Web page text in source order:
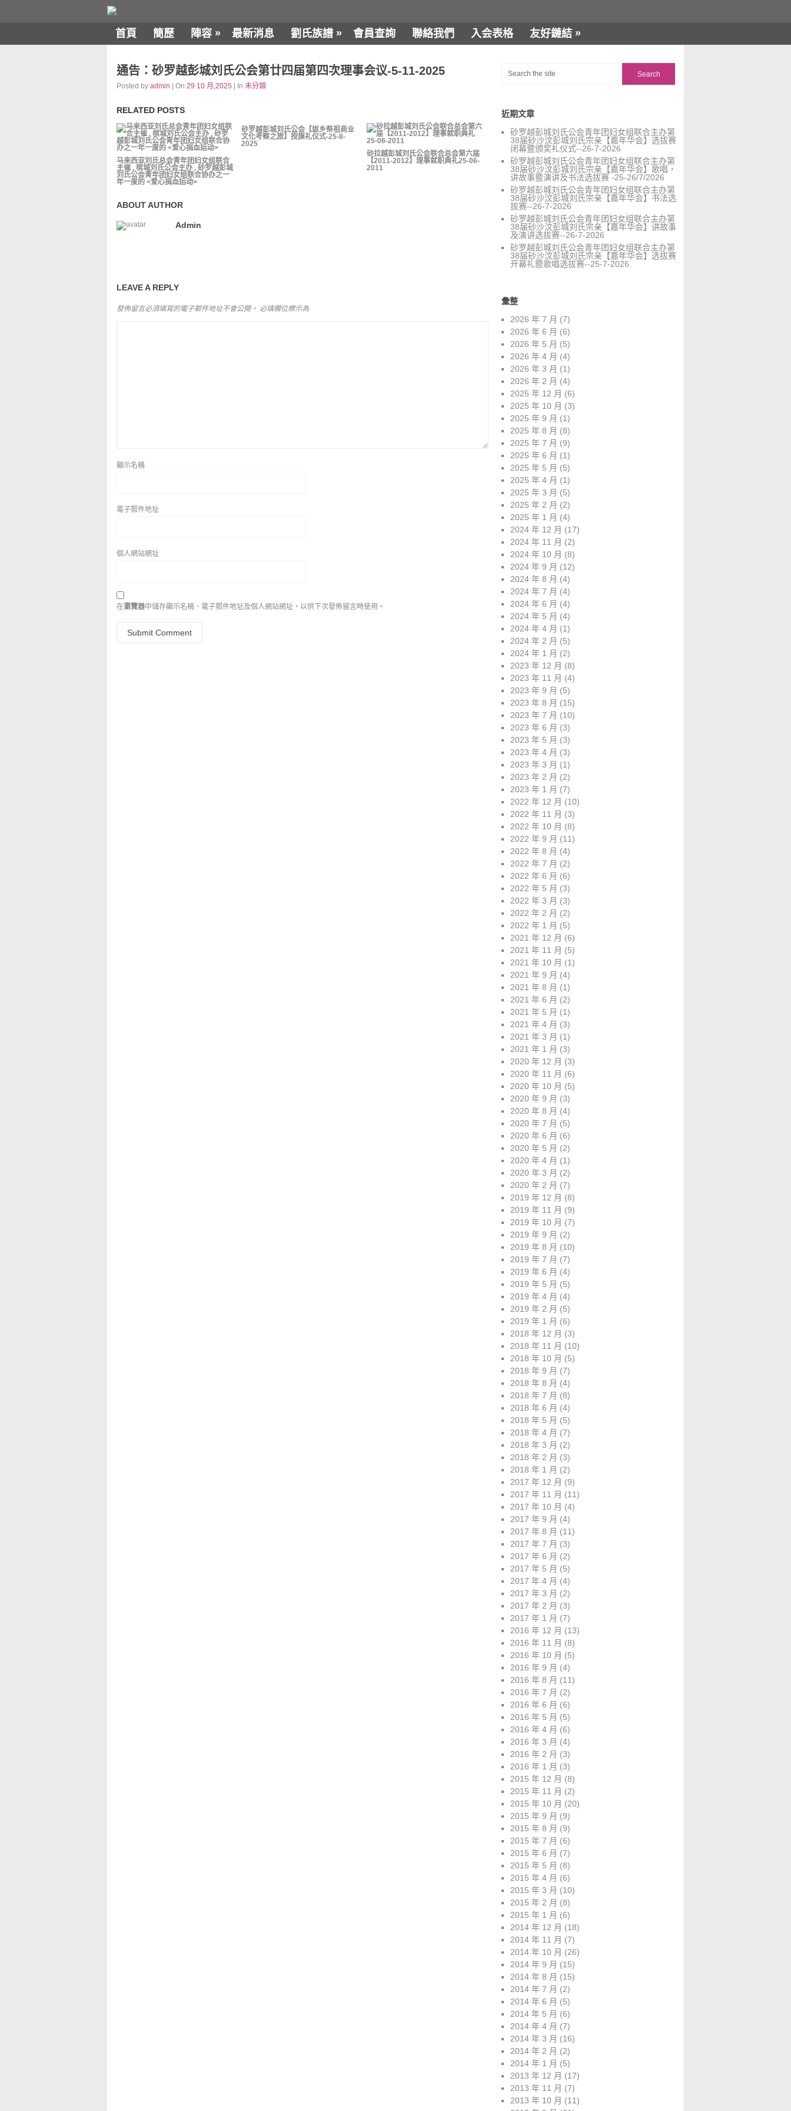
首頁 簡歷 陣容 » 最新消息 劉氏族譜 » 會員查詢 聯絡我們 入会表格 友好鏈結 »
通告：砂罗越彭城刘氏公会第廿四届第四次理事会议-5-11-2025
Posted by admin | On 29 10 月,2025 | In 未分類
RELATED POSTS
马来西亚刘氏总会青年团妇女组联合
主催 . 槟城刘氏公会主办 , 砂罗越彭城
刘氏公会青年团妇女组联合协办之一
年一度的 <爱心捐血运动>
砂罗越彭城刘氏公会【返乡祭祖商业
文化考察之旅】授旗礼仪式-25-8-
2025
砂拉越彭城刘氏公会联合总会第六届
【2011-2012】理事就职典礼25-06-
2011
ABOUT AUTHOR
Admin
LEAVE A REPLY
發佈留言必須填寫的電子郵件地址不會公開。 必填欄位標示為
顯示名稱
電子郵件地址
個人網站網址
在瀏覽器中儲存顯示名稱、電子郵件地址及個人網站網址，以供下次發佈留言時使用。
近期文章
砂罗越彭城刘氏公会青年团妇女组联合主办第
38届砂沙汶彭城刘氏宗亲【嘉年华会】选拔赛
闭幕暨颁奖礼仪式--26-7-2026
砂罗越彭城刘氏公会青年团妇女组联合主办第
38届砂沙汶彭城刘氏宗亲【嘉年华会】歌唱，
讲故事暨演讲及书法选拔赛 -25-26/7/2026
砂罗越彭城刘氏公会青年团妇女组联合主办第
38届砂沙汶彭城刘氏宗亲【嘉年华会】书法选
拔赛--26-7-2026
砂罗越彭城刘氏公会青年团妇女组联合主办第
38届砂沙汶彭城刘氏宗亲【嘉年华会】讲故事
及演讲选拔赛--26-7-2026
砂罗越彭城刘氏公会青年团妇女组联合主办第
38届砂沙汶彭城刘氏宗亲【嘉年华会】选拔赛
开幕礼暨歌唱选拔赛--25-7-2026
彙整
2026 年 7 月 (7)
2026 年 6 月 (6)
2026 年 5 月 (5)
2026 年 4 月 (4)
2026 年 3 月 (1)
2026 年 2 月 (4)
2025 年 12 月 (6)
2025 年 10 月 (3)
2025 年 9 月 (1)
2025 年 8 月 (8)
2025 年 7 月 (9)
2025 年 6 月 (1)
2025 年 5 月 (5)
2025 年 4 月 (1)
2025 年 3 月 (5)
2025 年 2 月 (2)
2025 年 1 月 (4)
2024 年 12 月 (17)
2024 年 11 月 (2)
2024 年 10 月 (8)
2024 年 9 月 (12)
2024 年 8 月 (4)
2024 年 7 月 (4)
2024 年 6 月 (4)
2024 年 5 月 (4)
2024 年 4 月 (1)
2024 年 2 月 (5)
2024 年 1 月 (2)
2023 年 12 月 (8)
2023 年 11 月 (4)
2023 年 9 月 (5)
2023 年 8 月 (15)
2023 年 7 月 (10)
2023 年 6 月 (3)
2023 年 5 月 (3)
2023 年 4 月 (3)
2023 年 3 月 (1)
2023 年 2 月 (2)
2023 年 1 月 (7)
2022 年 12 月 (10)
2022 年 11 月 (3)
2022 年 10 月 (8)
2022 年 9 月 (11)
2022 年 8 月 (4)
2022 年 7 月 (2)
2022 年 6 月 (6)
2022 年 5 月 (3)
2022 年 3 月 (3)
2022 年 2 月 (2)
2022 年 1 月 (5)
2021 年 12 月 (6)
2021 年 11 月 (5)
2021 年 10 月 (1)
2021 年 9 月 (4)
2021 年 8 月 (1)
2021 年 6 月 (2)
2021 年 5 月 (1)
2021 年 4 月 (3)
2021 年 3 月 (1)
2021 年 1 月 (3)
2020 年 12 月 (3)
2020 年 11 月 (6)
2020 年 10 月 (5)
2020 年 9 月 (3)
2020 年 8 月 (4)
2020 年 7 月 (5)
2020 年 6 月 (6)
2020 年 5 月 (2)
2020 年 4 月 (1)
2020 年 3 月 (2)
2020 年 2 月 (7)
2019 年 12 月 (8)
2019 年 11 月 (9)
2019 年 10 月 (7)
2019 年 9 月 (2)
2019 年 8 月 (10)
2019 年 7 月 (7)
2019 年 6 月 (4)
2019 年 5 月 (5)
2019 年 4 月 (4)
2019 年 2 月 (5)
2019 年 1 月 (6)
2018 年 12 月 (3)
2018 年 11 月 (10)
2018 年 10 月 (5)
2018 年 9 月 (7)
2018 年 8 月 (4)
2018 年 7 月 (8)
2018 年 6 月 (4)
2018 年 5 月 (5)
2018 年 4 月 (7)
2018 年 3 月 (2)
2018 年 2 月 (3)
2018 年 1 月 (2)
2017 年 12 月 (9)
2017 年 11 月 (11)
2017 年 10 月 (4)
2017 年 9 月 (4)
2017 年 8 月 (11)
2017 年 7 月 (3)
2017 年 6 月 (2)
2017 年 5 月 (5)
2017 年 4 月 (4)
2017 年 3 月 (2)
2017 年 2 月 (3)
2017 年 1 月 (7)
2016 年 12 月 (13)
2016 年 11 月 (8)
2016 年 10 月 (5)
2016 年 9 月 (4)
2016 年 8 月 (11)
2016 年 7 月 (2)
2016 年 6 月 (6)
2016 年 5 月 (5)
2016 年 4 月 (6)
2016 年 3 月 (4)
2016 年 2 月 (3)
2016 年 1 月 (3)
2015 年 12 月 (8)
2015 年 11 月 (2)
2015 年 10 月 (20)
2015 年 9 月 (9)
2015 年 8 月 (9)
2015 年 7 月 (6)
2015 年 6 月 (7)
2015 年 5 月 (8)
2015 年 4 月 (6)
2015 年 3 月 (10)
2015 年 2 月 (8)
2015 年 1 月 (6)
2014 年 12 月 (18)
2014 年 11 月 (7)
2014 年 10 月 (26)
2014 年 9 月 (15)
2014 年 8 月 (15)
2014 年 7 月 (2)
2014 年 6 月 (5)
2014 年 5 月 (6)
2014 年 4 月 (7)
2014 年 3 月 (16)
2014 年 2 月 (2)
2014 年 1 月 (5)
2013 年 12 月 (17)
2013 年 11 月 (7)
2013 年 10 月 (11)